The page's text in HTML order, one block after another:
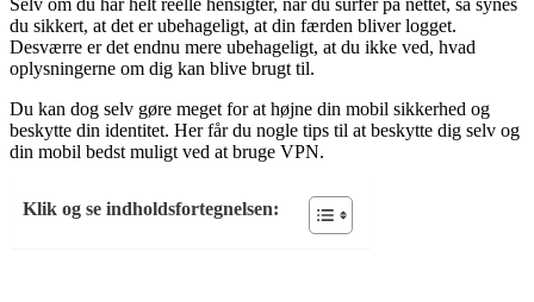
du sikkert, at det er ubehageligt, at din færden bliver logget.
Desværre er det endnu mere ubehageligt, at du ikke ved, hvad
oplysningerne om dig kan blive brugt til.
Du kan dog selv gøre meget for at højne din mobil sikkerhed og
beskytte din identitet. Her får du nogle tips til at beskytte dig selv og
din mobil bedst muligt ved at bruge VPN.
Klik og se indholdsfortegnelsen: